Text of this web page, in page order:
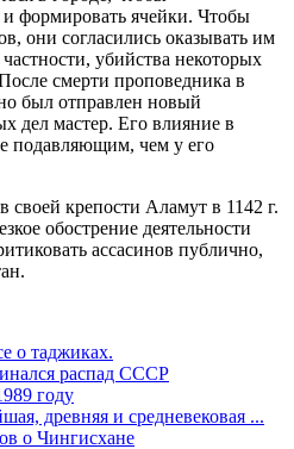
и формировать ячейки. Чтобы
они согласились оказывать им
убийства некоторых
смерти проповедника в
был отправлен новый
дел мастер. Его влияние в
подавляющим, чем у его
своей крепости Аламут в 1142 г.
обострение деятельности
ассасинов публично,
о таджиках.
распад СССР
году
древняя и средневековая ...
о Чингисхане